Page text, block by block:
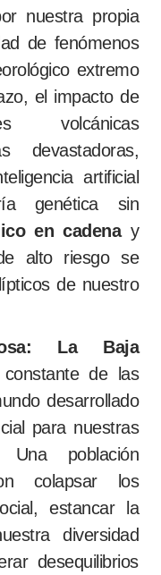
nuestra propia
de fenómenos
extremo
el impacto de
volcánicas
devastadoras,
artificial
genética sin
en cadenay
alto riesgo se
de nuestro
La Baja
de las
desarrollado
para nuestras
Una población
colapsar los
estancar la
diversidad
desequilibrios